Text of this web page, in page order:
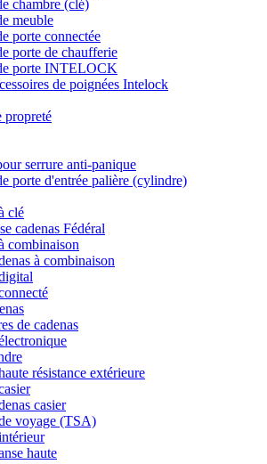
chambre (clé)
meuble
porte connectée
porte de chaufferie
porte INTELOCK
de poignées Intelock
propreté
serrure anti-panique
porte d'entrée palière (cylindre)
clé
cadenas Fédéral
combinaison
à combinaison
de cadenas
résistance extérieure
casier
voyage (TSA)
haute